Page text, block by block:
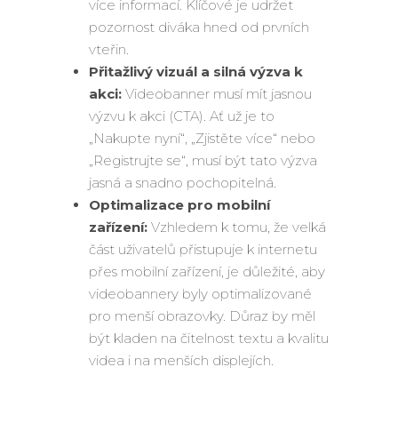
více informací. Klíčové je udržet
pozornost diváka hned od prvních
vteřin.
Přitažlivý vizuál a silná výzva k
akci:Videobanner musí mít jasnou
výzvu k akci (CTA). Ať už je to
„Nakupte nyní“, „Zjistěte více“ nebo
„Registrujte se“, musí být tato výzva
jasná a snadno pochopitelná.
Optimalizace pro mobilní
zařízení:Vzhledem k tomu, že velká
část uživatelů přistupuje k internetu
přes mobilní zařízení, je důležité, aby
videobannery byly optimalizované
pro menší obrazovky. Důraz by měl
být kladen na čitelnost textu a kvalitu
videa i na menších displejích.